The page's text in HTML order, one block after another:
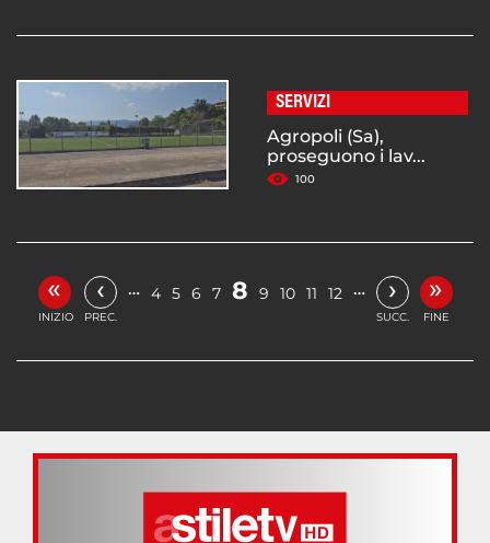
SERVIZI
Agropoli (Sa),
proseguono i lav...
100
«
INIZIO
‹
PREC.
… 4 5 6 7 8 9 10 11 12 … ›
SUCC.
»
FINE